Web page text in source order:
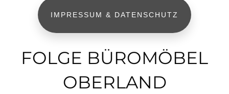
IMPRESSUM & DATENSCHUTZ
FOLGE BÜROMÖBEL
OBERLAND